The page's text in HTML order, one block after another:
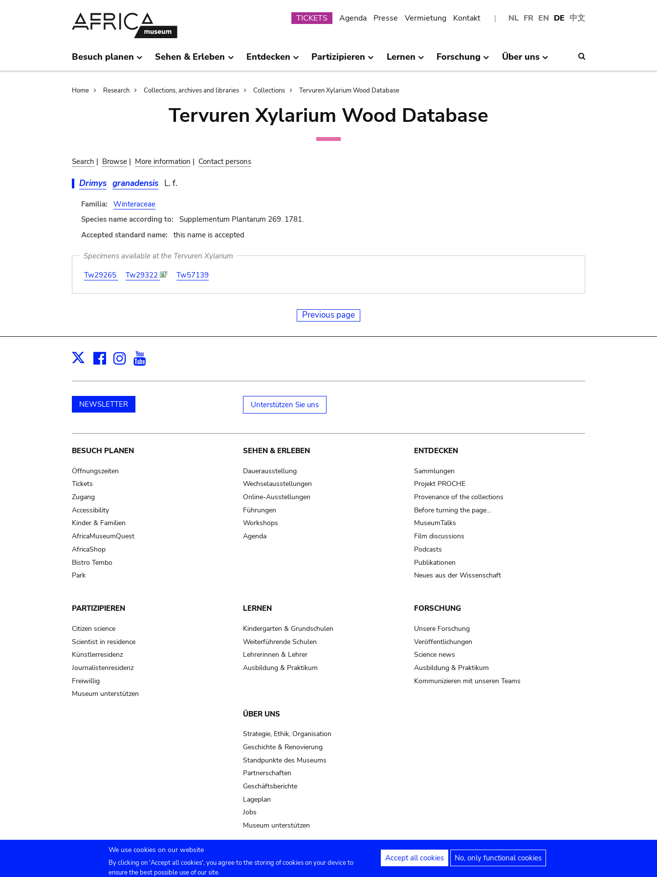
NL FR EN DE 中文
Submenu
TICKETS Agenda Presse Vermietung Kontakt
Besuch planen Sehen & Erleben Entdecken Partizipieren Lernen Forschung Über uns
Breadcrumb
Home Research Collections, archives and libraries Collections Tervuren Xylarium Wood Database
Tervuren Xylarium Wood Database
Search | Browse | More information | Contact persons
Drimys granadensis L. f.
Familia:
Winteraceae
Species name according to:
Supplementum Plantarum 269. 1781.
Accepted standard name:
this name is accepted
Specimens available at the Tervuren Xylarium
Tw29265
Tw29322 Tw57139
Previous page
X Facebook
Instagram
NEWSLETTER Unterstützen Sie uns
Main
navigation
BESUCH PLANEN
Öffnungszeiten
Tickets
Zugang
Accessibility
Kinder & Familien
AfricaMuseumQuest
AfricaShop
Bistro Tembo
Park
SEHEN & ERLEBEN
Dauerausstellung
Wechselausstellungen
Online-Ausstellungen
Führungen
Workshops
Agenda
ENTDECKEN
Sammlungen
Projekt PROCHE
Provenance of the collections
Before turning the page…
MuseumTalks
Film discussions
Podcasts
Publikationen
Neues aus der Wissenschaft
PARTIZIPIEREN
Citizen science
Scientist in residence
Künstlerresidenz
Journalistenresidenz
Freiwillig
Museum unterstützen
LERNEN
Kindergarten & Grundschulen
Weiterführende Schulen
Lehrerinnen & Lehrer
Ausbildung & Praktikum
FORSCHUNG
Unsere Forschung
Veröffentlichungen
Science news
Ausbildung & Praktikum
Kommunizieren mit unseren Teams
ÜBER UNS
Strategie, Ethik, Organisation
Geschichte & Renovierung
Standpunkte des Museums
Partnerschaften
Geschäftsberichte
Lageplan
Jobs
Museum unterstützen
Submenu
Agenda Presse Vermietung Kontakt Privacy settings Rechtliche Hinweise Erklärung zur Barrierefreiheit
We use cookies on our website
By clicking on 'Accept all cookies', you agree to the storing of cookies on your device to
ensure the best possible use of our site.
Accept all cookies No, only functional cookies